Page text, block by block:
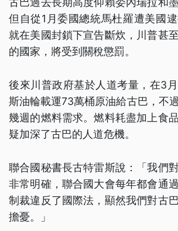
但自從1月委國總統馬杜羅遭美國
就在美國封鎖下宣告斷炊，川普甚
的國家，將受到關稅懲罰。
後來川普政府基於人道考量，在3
斯油輪載運73萬桶原油給古巴，不
幾週的燃料需求。燃料耗盡加上食
疑加深了古巴的人道危機。
聯合國秘書長古特雷斯說：「我們
非常明確，聯合國大會每年都會通
制裁違反了國際法，顯然我們對古
擔憂。」